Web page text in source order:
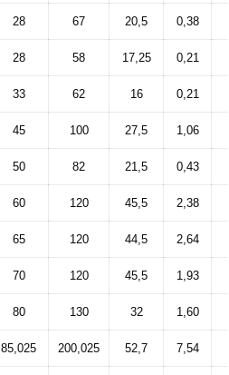
28 67 20,5 0,38
28 58 17,25 0,21
33 62 16 0,21
45 100 27,5 1,06
50 82 21,5 0,43
60 120 45,5 2,38
65 120 44,5 2,64
70 120 45,5 1,93
80 130 32 1,60
85,025 200,025 52,7 7,54